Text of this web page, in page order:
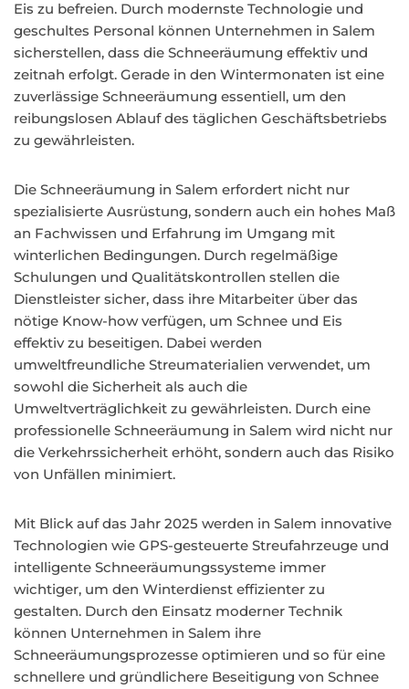
Eis zu befreien. Durch modernste Technologie und
geschultes Personal können Unternehmen in Salem
sicherstellen, dass die Schneeräumung effektiv und
zeitnah erfolgt. Gerade in den Wintermonaten ist eine
zuverlässige Schneeräumung essentiell, um den
reibungslosen Ablauf des täglichen Geschäftsbetriebs
zu gewährleisten.
Die Schneeräumung in Salem erfordert nicht nur
spezialisierte Ausrüstung, sondern auch ein hohes Maß
an Fachwissen und Erfahrung im Umgang mit
winterlichen Bedingungen. Durch regelmäßige
Schulungen und Qualitätskontrollen stellen die
Dienstleister sicher, dass ihre Mitarbeiter über das
nötige Know-how verfügen, um Schnee und Eis
effektiv zu beseitigen. Dabei werden
umweltfreundliche Streumaterialien verwendet, um
sowohl die Sicherheit als auch die
Umweltverträglichkeit zu gewährleisten. Durch eine
professionelle Schneeräumung in Salem wird nicht nur
die Verkehrssicherheit erhöht, sondern auch das Risiko
von Unfällen minimiert.
Mit Blick auf das Jahr 2025 werden in Salem innovative
Technologien wie GPS-gesteuerte Streufahrzeuge und
intelligente Schneeräumungssysteme immer
wichtiger, um den Winterdienst effizienter zu
gestalten. Durch den Einsatz moderner Technik
können Unternehmen in Salem ihre
Schneeräumungsprozesse optimieren und so für eine
schnellere und gründlichere Beseitigung von Schnee